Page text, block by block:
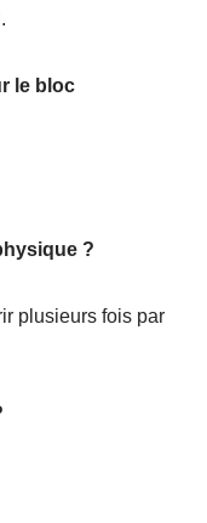
le bloc
?
plusieurs fois par